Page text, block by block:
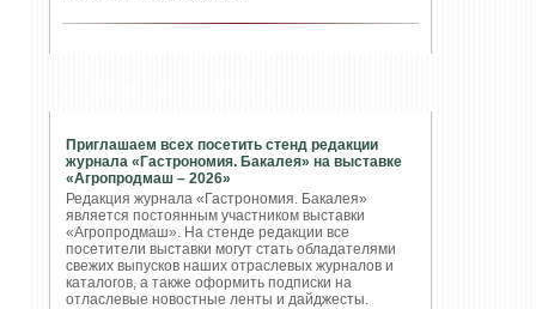
Приглашаем всех посетить стенд редакции
журнала «Гастрономия. Бакалея» на выставке
«Агропродмаш – 2026»
Редакция журнала «Гастрономия. Бакалея»
является постоянным участником выставки
«Агропродмаш». На стенде редакции все
посетители выставки могут стать обладателями
свежих выпусков наших отраслевых журналов и
каталогов, а также оформить подписки на
отласлевые новостные ленты и дайджесты.